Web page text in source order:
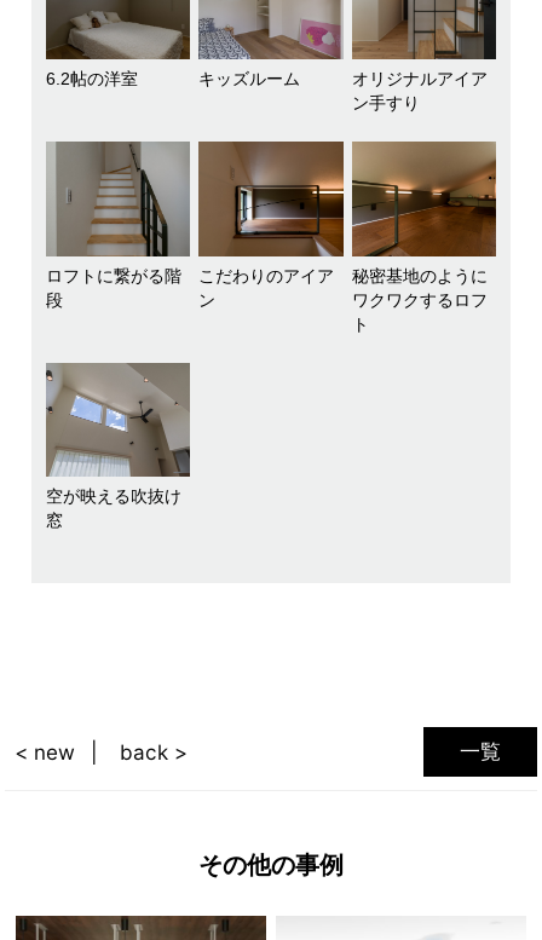
6.2帖の洋室 キッズルーム
オリジナルアイア
ン手すり
ロフトに繋がる階
段
こだわりのアイア
ン
秘密基地のように
ワクワクするロフ
ト
空が映える吹抜け
窓
一覧
< new back >
その他の事例